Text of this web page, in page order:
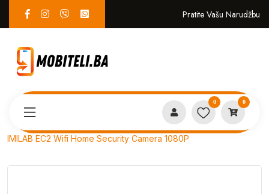
Pratite Vašu Narudžbu
0 0
IMILAB EC2 Wifi Home Security Camera 1080P